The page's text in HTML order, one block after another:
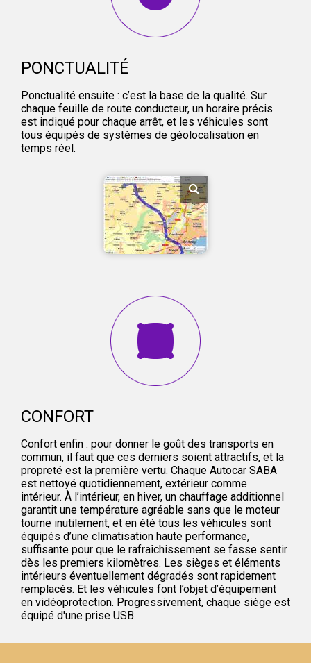
PONCTUALITÉ
Ponctualité ensuite : c’est la base de la qualité. Sur
chaque feuille de route conducteur, un horaire précis
est indiqué pour chaque arrêt, et les véhicules sont
tous équipés de systèmes de géolocalisation en
temps réel.
CONFORT
Confort enfin : pour donner le goût des transports en
commun, il faut que ces derniers soient attractifs, et la
propreté est la première vertu. Chaque Autocar SABA
est nettoyé quotidiennement, extérieur comme
intérieur. À l’intérieur, en hiver, un chauffage additionnel
garantit une température agréable sans que le moteur
tourne inutilement, et en été tous les véhicules sont
équipés d’une climatisation haute performance,
suffisante pour que le rafraîchissement se fasse sentir
dès les premiers kilomètres. Les sièges et éléments
intérieurs éventuellement dégradés sont rapidement
remplacés. Et les véhicules font l’objet d’équipement
en vidéoprotection. Progressivement, chaque siège est
équipé d'une prise USB.